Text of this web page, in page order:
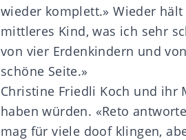
wieder komplett.» Wieder
mittleres Kind, was ich sehr
von vier Erdenkindern und
schöne Seite.»
Christine Friedli Koch und ihr
haben würden. «Reto
mag für viele doof klingen,